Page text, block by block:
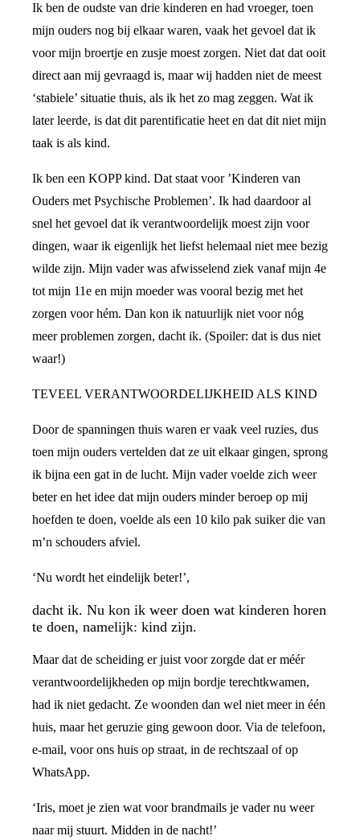
Ik ben de oudste van drie kinderen en had vroeger, toen
mijn ouders nog bij elkaar waren, vaak het gevoel dat ik
voor mijn broertje en zusje moest zorgen. Niet dat dat ooit
direct aan mij gevraagd is, maar wij hadden niet de meest
‘stabiele’ situatie thuis, als ik het zo mag zeggen. Wat ik
later leerde, is dat dit parentificatie heet en dat dit niet mijn
taak is als kind.
Ik ben een KOPP kind. Dat staat voor ’Kinderen van
Ouders met Psychische Problemen’. Ik had daardoor al
snel het gevoel dat ik verantwoordelijk moest zijn voor
dingen, waar ik eigenlijk het liefst helemaal niet mee bezig
wilde zijn. Mijn vader was afwisselend ziek vanaf mijn 4e
tot mijn 11e en mijn moeder was vooral bezig met het
zorgen voor hém. Dan kon ik natuurlijk niet voor nóg
meer problemen zorgen, dacht ik. (Spoiler: dat is dus niet
waar!)
TEVEEL VERANTWOORDELIJKHEID ALS KIND
Door de spanningen thuis waren er vaak veel ruzies, dus
toen mijn ouders vertelden dat ze uit elkaar gingen, sprong
ik bijna een gat in de lucht. Mijn vader voelde zich weer
beter en het idee dat mijn ouders minder beroep op mij
hoefden te doen, voelde als een 10 kilo pak suiker die van
m’n schouders afviel.
‘Nu wordt het eindelijk beter!’,
dacht ik. Nu kon ik weer doen wat kinderen horen
te doen, namelijk: kind zijn.
Maar dat de scheiding er juist voor zorgde dat er méér
verantwoordelijkheden op mijn bordje terechtkwamen,
had ik niet gedacht. Ze woonden dan wel niet meer in één
huis, maar het geruzie ging gewoon door. Via de telefoon,
e-mail, voor ons huis op straat, in de rechtszaal of op
WhatsApp.
‘Iris, moet je zien wat voor brandmails je vader nu weer
naar mij stuurt. Midden in de nacht!’